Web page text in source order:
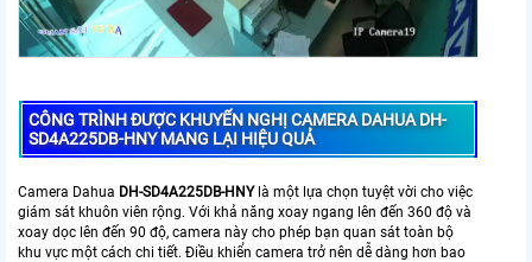
CÔNG TRÌNH ĐƯỢC KHUYẾN NGHỊ CAMERA DAHUA DH-
SD4A225DB-HNY MANG LẠI HIỆU QUẢ
Camera Dahua DH-SD4A225DB-HNYlà một lựa chọn tuyệt vời cho việc
giám sát khuôn viên rộng. Với khả năng xoay ngang lên đến 360 độ và
xoay dọc lên đến 90 độ, camera này cho phép bạn quan sát toàn bộ
khu vực một cách chi tiết. Điều khiển camera trở nên dễ dàng hơn bao